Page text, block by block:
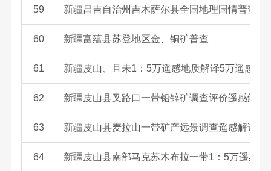
59 新疆昌吉自治州吉木萨尔县全国地理国情普查技
60 新疆富蕴县苏登地区金、铜矿普查
61 新疆皮山、且未1：5万遥感地质解译5万遥感地
62 新疆皮山县叉路口一带铅锌矿调查评价遥感解译
63 新疆皮山县麦拉山一带矿产远景调查遥感解译
64 新疆皮山县南部马克苏木布拉一带1：5万遥感地